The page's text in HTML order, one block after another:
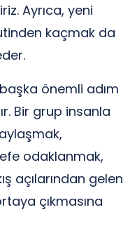
Ayrıca, yeni
kaçmak da
önemli adım
Bir grup insanla
odaklanmak,
açılarından gelen
çıkmasına